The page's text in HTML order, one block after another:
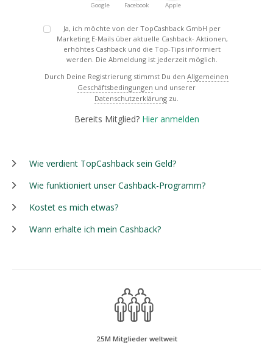
Google Facebook Apple
Ja, ich möchte von der TopCashback GmbH per
Marketing E-Mails über aktuelle Cashback- Aktionen,
erhöhtes Cashback und die Top-Tips informiert
werden. Die Abmeldung ist jederzeit möglich.
Durch Deine Registrierung stimmst Du den Allgemeinen
Geschäftsbedingungen und unserer
Datenschutzerklärung zu.
Bereits Mitglied? Hier anmelden
Wie verdient TopCashback sein Geld?
Wie funktioniert unser Cashback-Programm?
Kostet es mich etwas?
Wann erhalte ich mein Cashback?
25M Mitglieder weltweit